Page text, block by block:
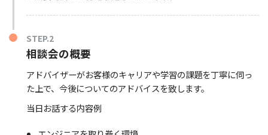
STEP.2
相談会の概要
アドバイザーがお客様のキャリアや学習の課題を丁寧に伺っ
た上で、今後についてのアドバイスを致します。
当日お話する内容例